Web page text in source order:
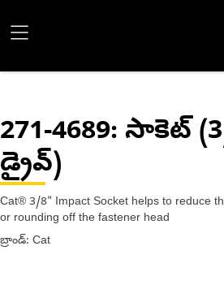
271-4689: సాకెట్
డ్రైవ్)
Cat® 3/8" Impact Socket helps to reduce
or rounding off the fastener head
బ్రాండ్: Cat